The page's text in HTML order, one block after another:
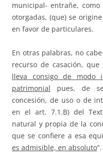
municipal- entrañe,
otorgadas, (que) se
en favor de particulares.
En otras palabras, no
recurso de casación, que
lleva consigo de modo
patrimonial pues, de
concesión, de uso o de
en el art. 7.1.B) del
natural y propia de la
que se confiere a esa
es admisible, en absoluto”.